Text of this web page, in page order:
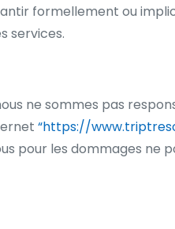
formellement ou
services.
ne sommes pas
“https://
pour les dommages